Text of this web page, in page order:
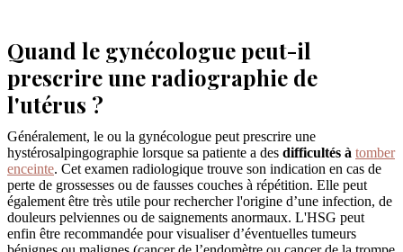
Quand le gynécologue peut-il
prescrire une radiographie de
l'utérus ?
Généralement, le ou la gynécologue peut prescrire une
hystérosalpingographie lorsque sa patiente a des difficultés à tomber
enceinte. Cet examen radiologique trouve son indication en cas de
perte de grossesses ou de fausses couches à répétition. Elle peut
également être très utile pour rechercher l'origine d’une infection, de
douleurs pelviennes ou de saignements anormaux. L'HSG peut
enfin être recommandée pour visualiser d’éventuelles tumeurs